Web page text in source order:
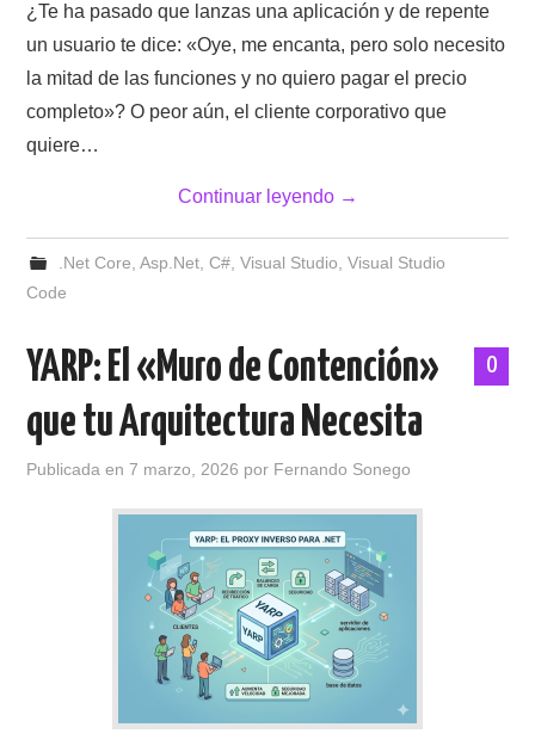
¿Te ha pasado que lanzas una aplicación y de repente
un usuario te dice: «Oye, me encanta, pero solo necesito
la mitad de las funciones y no quiero pagar el precio
completo»? O peor aún, el cliente corporativo que
quiere…
Continuar leyendo →
.Net Core, Asp.Net, C#, Visual Studio, Visual Studio
Code
0
YARP: El «Muro de Contención»
que tu Arquitectura Necesita
Publicada en7 marzo, 2026 por Fernando Sonego